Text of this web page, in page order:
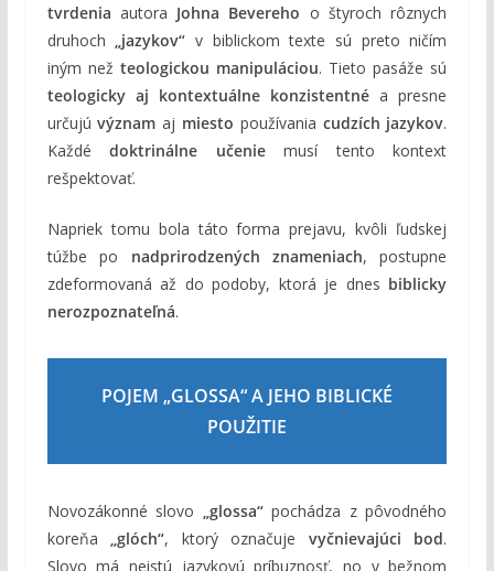
tvrdenia autora Johna Bevereho o štyroch rôznych
druhoch„jazykov“ v biblickom texte sú preto ničím
iným než teologickou manipuláciou. Tieto pasáže sú
teologicky aj kontextuálne konzistentné a presne
určujúvýznam aj miesto používania cudzích jazykov.
Každédoktrinálne učeniemusí tento kontext
rešpektovať.
Napriek tomu bola táto forma prejavu, kvôli ľudskej
túžbe po nadprirodzených znameniach, postupne
zdeformovaná až do podoby, ktorá je dnes biblicky
nerozpoznateľná.
POJEM „GLOSSA“ A JEHO BIBLICKÉ
POUŽITIE
Novozákonné slovo „glossa“pochádza z pôvodného
koreňa„glóch“, ktorý označuje vyčnievajúci bod.
Slovo má neistú jazykovú príbuznosť, no v bežnom